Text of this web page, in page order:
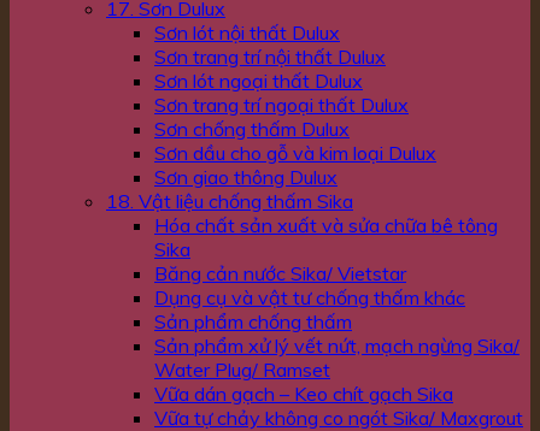
17. Sơn Dulux
Sơn lót nội thất Dulux
Sơn trang trí nội thất Dulux
Sơn lót ngoại thất Dulux
Sơn trang trí ngoại thất Dulux
Sơn chống thấm Dulux
Sơn dầu cho gỗ và kim loại Dulux
Sơn giao thông Dulux
18. Vật liệu chống thấm Sika
Hóa chất sản xuất và sửa chữa bê tông
Sika
Băng cản nước Sika/ Vietstar
Dụng cụ và vật tư chống thấm khác
Sản phẩm chống thấm
Sản phẩm xử lý vết nứt, mạch ngừng Sika/
Water Plug/ Ramset
Vữa dán gạch – Keo chít gạch Sika
Vữa tự chảy không co ngót Sika/ Maxgrout